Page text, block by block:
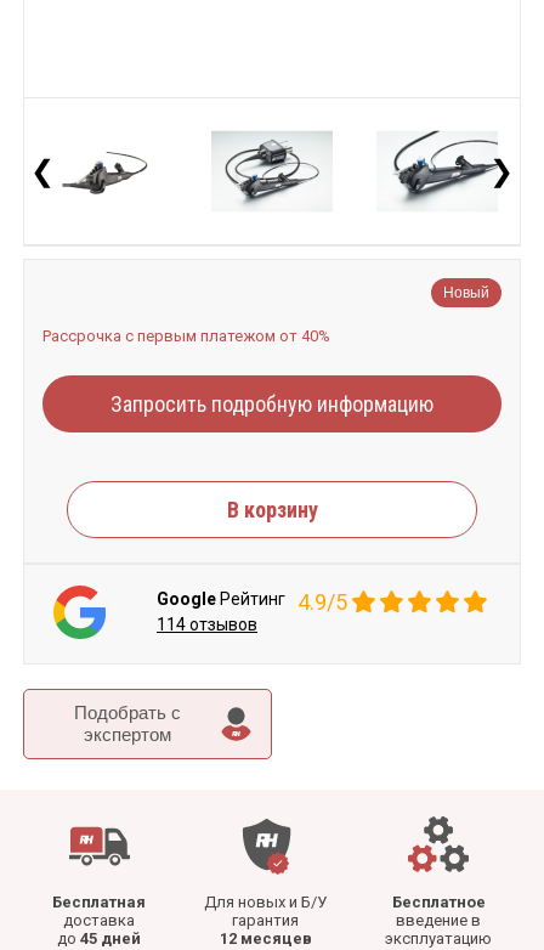
❮ ❯
Подобрать c
экспертом
Бесплатная
доставка
до 45 дней
Для новых и Б/У
гарантия
12 месяцев
Бесплатное
введение в
эксплуатацию
Новый
Рассрочка с первым платежом от 40%
Запросить подробную информацию
В корзину
Google Рейтинг 4.9/5
114 отзывов